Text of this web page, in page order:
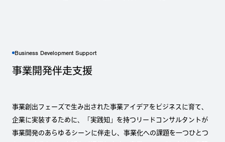
Business Development Support
事業開発伴走支援
事業創出フェーズで生み出された事業アイデアをビジネスに育て、
企業に実装するために、「実践知」を持つリードコンサルタントが
事業開発のあらゆるシーンに伴走し、事業化への課題を一つひとつ